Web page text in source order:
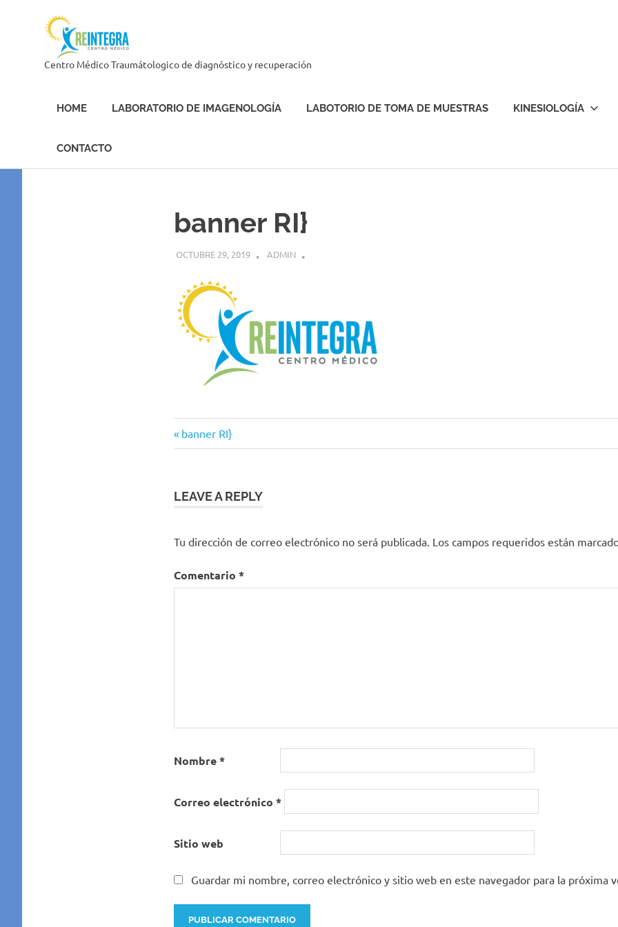
Médico
Reintegra
Centro Médico Traumátologico de diagnóstico y recuperación
HOME LABORATORIO DE IMAGENOLOGÍA LABOTORIO DE TOMA DE MUESTRAS KINESIOLOGÍA
CONTACTO
banner RI}
OCTUBRE 29, 2019 ADMIN
Navegación
entradas
Previous
Post:
banner RI}
LEAVE A REPLY
Tu dirección de correo electrónico no será publicada. Los campos requeridos están
Comentario *
Nombre*
Correo electrónico *
Sitio web
Guardar mi nombre, correo electrónico y sitio web en este navegador para la próxima